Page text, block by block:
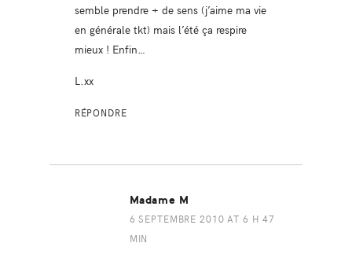
semble prendre + de sens (j’aime ma vie
en générale tkt) mais l’été ça respire
mieux ! Enfin…
L.xx
RÉPONDRE
Madame M
6 SEPTEMBRE 2010 AT 6 H 47
MIN